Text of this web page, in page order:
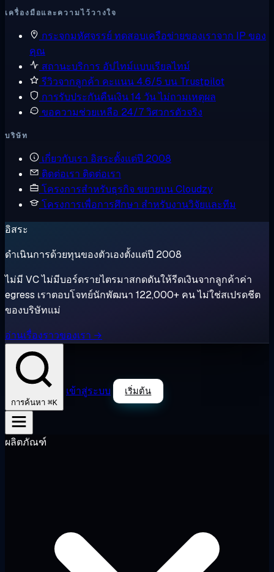
เครื่องมือและความไว้วางใจ
กระจกมหัศจรรย์ ทดสอบเครือข่ายของเราจาก IP ของ
คุณ
สถานะบริการ อัปไทม์แบบเรียลไทม์
รีวิวจากลูกค้า คะแนน 4.6/5 บน Trustpilot
การรับประกันคืนเงิน14 วัน ไม่ถามเหตุผล
ขอความช่วยเหลือ 24/7 วิศวกรตัวจริง
บริษัท
เกี่ยวกับเรา อิสระตั้งแต่ปี 2008
ติดต่อเรา ติดต่อเรา
โครงการสำหรับธุรกิจ ขยายบน Cloudzy
โครงการเพื่อการศึกษา สำหรับงานวิจัยและทีม
อิสระ
ดำเนินการด้วยทุนของตัวเองตั้งแต่ปี 2008
ไม่มี VC ไม่มีบอร์ดรายไตรมาสกดดันให้รีดเงินจากลูกค้าค่า
egress เราตอบโจทย์นักพัฒนา 122,000+ คน ไม่ใช่สเปรดชีต
ของบริษัทแม่
อ่านเรื่องราวของเรา →
การค้นหา ⌘K
เข้าสู่ระบบ เริ่มต้น
ผลิตภัณฑ์